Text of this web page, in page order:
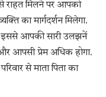
राहत मिलने पर आपको
का मार्गदर्शन मिलेगा.
इससे आपकी सारी उलझनें
और आपसी प्रेम अधिक होगा.
से माता पिता का